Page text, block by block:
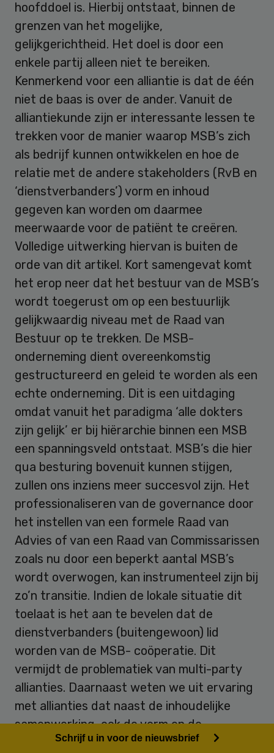
hoofddoel is. Hierbij ontstaat, binnen de
grenzen van het mogelijke,
gelijkgerichtheid. Het doel is door een
enkele partij alleen niet te bereiken.
Kenmerkend voor een alliantie is dat de één
niet de baas is over de ander. Vanuit de
alliantiekunde zijn er interessante lessen te
trekken voor de manier waarop MSB’s zich
als bedrijf kunnen ontwikkelen en hoe de
relatie met de andere stakeholders (RvB en
‘dienstverbanders’) vorm en inhoud
gegeven kan worden om daarmee
meerwaarde voor de patiënt te creëren.
Volledige uitwerking hiervan is buiten de
orde van dit artikel. Kort samengevat komt
het erop neer dat het bestuur van de MSB’s
wordt toegerust om op een bestuurlijk
gelijkwaardig niveau met de Raad van
Bestuur op te trekken. De MSB-
onderneming dient overeenkomstig
gestructureerd en geleid te worden als een
echte onderneming. Dit is een uitdaging
omdat vanuit het paradigma ‘alle dokters
zijn gelijk’ er bij hiërarchie binnen een MSB
een spanningsveld ontstaat. MSB’s die hier
qua besturing bovenuit kunnen stijgen,
zullen ons inziens meer succesvol zijn. Het
professionaliseren van de governance door
het instellen van een formele Raad van
Advies of van een Raad van Commissarissen
zoals nu door een beperkt aantal MSB’s
wordt overwogen, kan instrumenteel zijn bij
zo’n transitie. Indien de lokale situatie dit
toelaat is het aan te bevelen dat de
dienstverbanders (buitengewoon) lid
worden van de MSB- coöperatie. Dit
vermijdt de problematiek van multi-party
allianties. Daarnaast weten we uit ervaring
met allianties dat naast de inhoudelijke
samenwerking, ook de vorm en de
relationele aspecten van belang zijn. Dit
Schrijf u in voor de nieuwsbrief